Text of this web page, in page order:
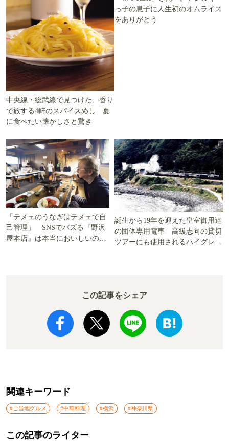
中央線・総武線で見つけた、香り
で旅する4軒のスパイスめし 夏
に食べたい懐かしさと驚き
っ子の息子に人生初のオムライス
をありがとう
「テメェのうなぎはテメェで自
己管理」 SNSでバズる『野沢
屋本店』は本当においしいの
誕生から19年を迎えた皇室御用達
の団体専用電車 高級志向の貸切
ツアーにも使用されるハイグレー
この記事をシェア
関連キーワード
#ご当地グルメ #中華料理 #横浜 #神奈川県
この記事のライター